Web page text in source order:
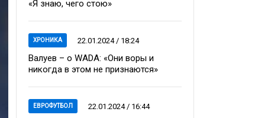
«Я знаю, чего стою»
ХРОНИКА 22.01.2024 / 18:24
Валуев – о WADA: «Они воры и
никогда в этом не признаются»
ЕВРОФУТБОЛ 22.01.2024 / 16:44